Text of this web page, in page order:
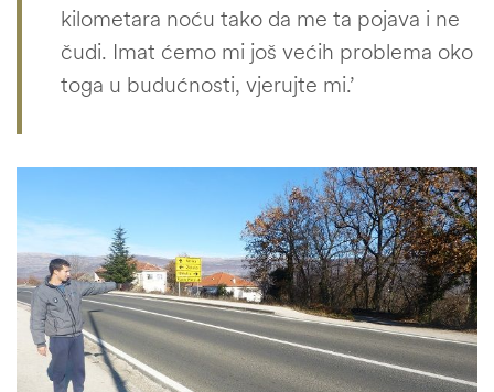
kilometara noću tako da me ta pojava i ne
čudi. Imat ćemo mi još većih problema oko
toga u budućnosti, vjerujte mi.’